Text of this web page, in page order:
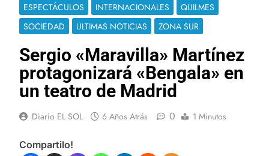
ESPECTÁCULOS INTERNACIONALES
QUILMES
SOCIEDAD
ULTIMAS NOTICIAS ZONA SUR
Sergio «Maravilla» Martínez
protagonizará «Bengala» en
un teatro de Madrid
Diario EL SOL 6 Años Atrás 0 1 Minutos
Compartilo!